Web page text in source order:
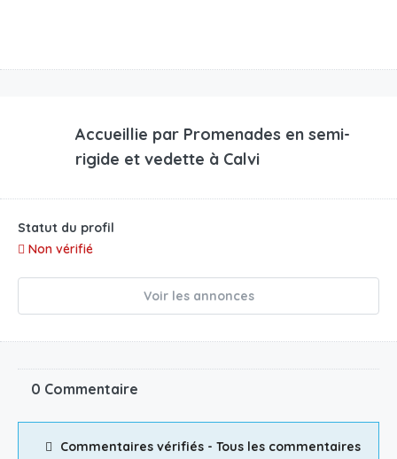
Accueillie par Promenades en semi-
rigide et vedette à Calvi
Statut du profil
Non vérifié
Voir les annonces
0 Commentaire
Commentaires vérifiés - Tous les commentaires